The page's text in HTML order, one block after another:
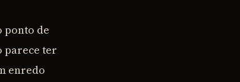
ponto de
parece ter
enredo